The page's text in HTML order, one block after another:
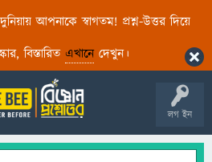
দুনিয়ায় আপনাকে স্বাগতম! প্রশ্ন-উত্তর দিয়ে
বিস্তারিত এখানেদেখুন।
লগ ইন